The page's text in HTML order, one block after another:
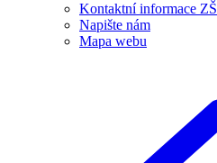
Kontaktní informace ZŠ
Napište nám
Mapa webu